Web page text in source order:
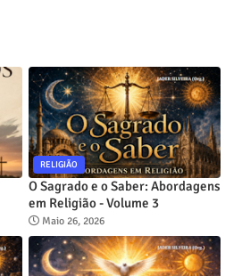
RELIGIÃO
O Sagrado e o Saber: Abordagens
em Religião - Volume 3
Maio 26, 2026